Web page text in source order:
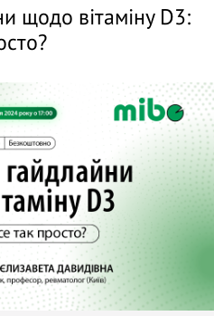
щодо вітаміну D3: